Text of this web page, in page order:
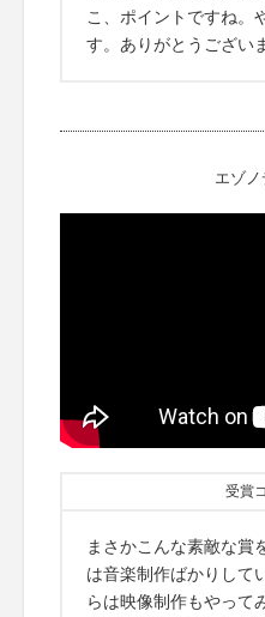
こ、ポイントですね。
す。ありがとうござい
エゾ
受賞
まさかこんな素敵な賞
は音楽制作ばかりして
らは映像制作もやって